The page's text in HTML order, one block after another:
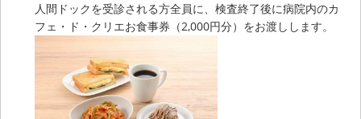
人間ドックを受診される方全員に、検査終了後に病院内のカ
フェ・ド・クリエお食事券（2,000円分）をお渡しします。